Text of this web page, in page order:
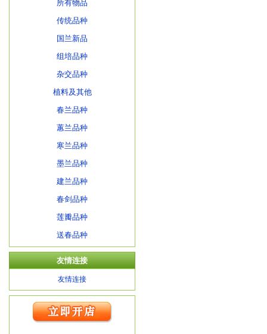
所有物品
传统品种
国兰新品
组培品种
杂交品种
植料及其他
春兰品种
蕙兰品种
寒兰品种
墨兰品种
建兰品种
春剑品种
莲瓣品种
送春品种
友情连接
友情连接